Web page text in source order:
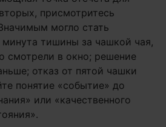
присмотритесь
могло стать
тишины за чашкой чая,
смотрели в окно; решение
отказ от пятой чашки
понятие «событие» до
или «качественного